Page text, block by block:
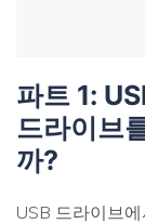
파트 1:
드라이브
까?
USB 드라이브